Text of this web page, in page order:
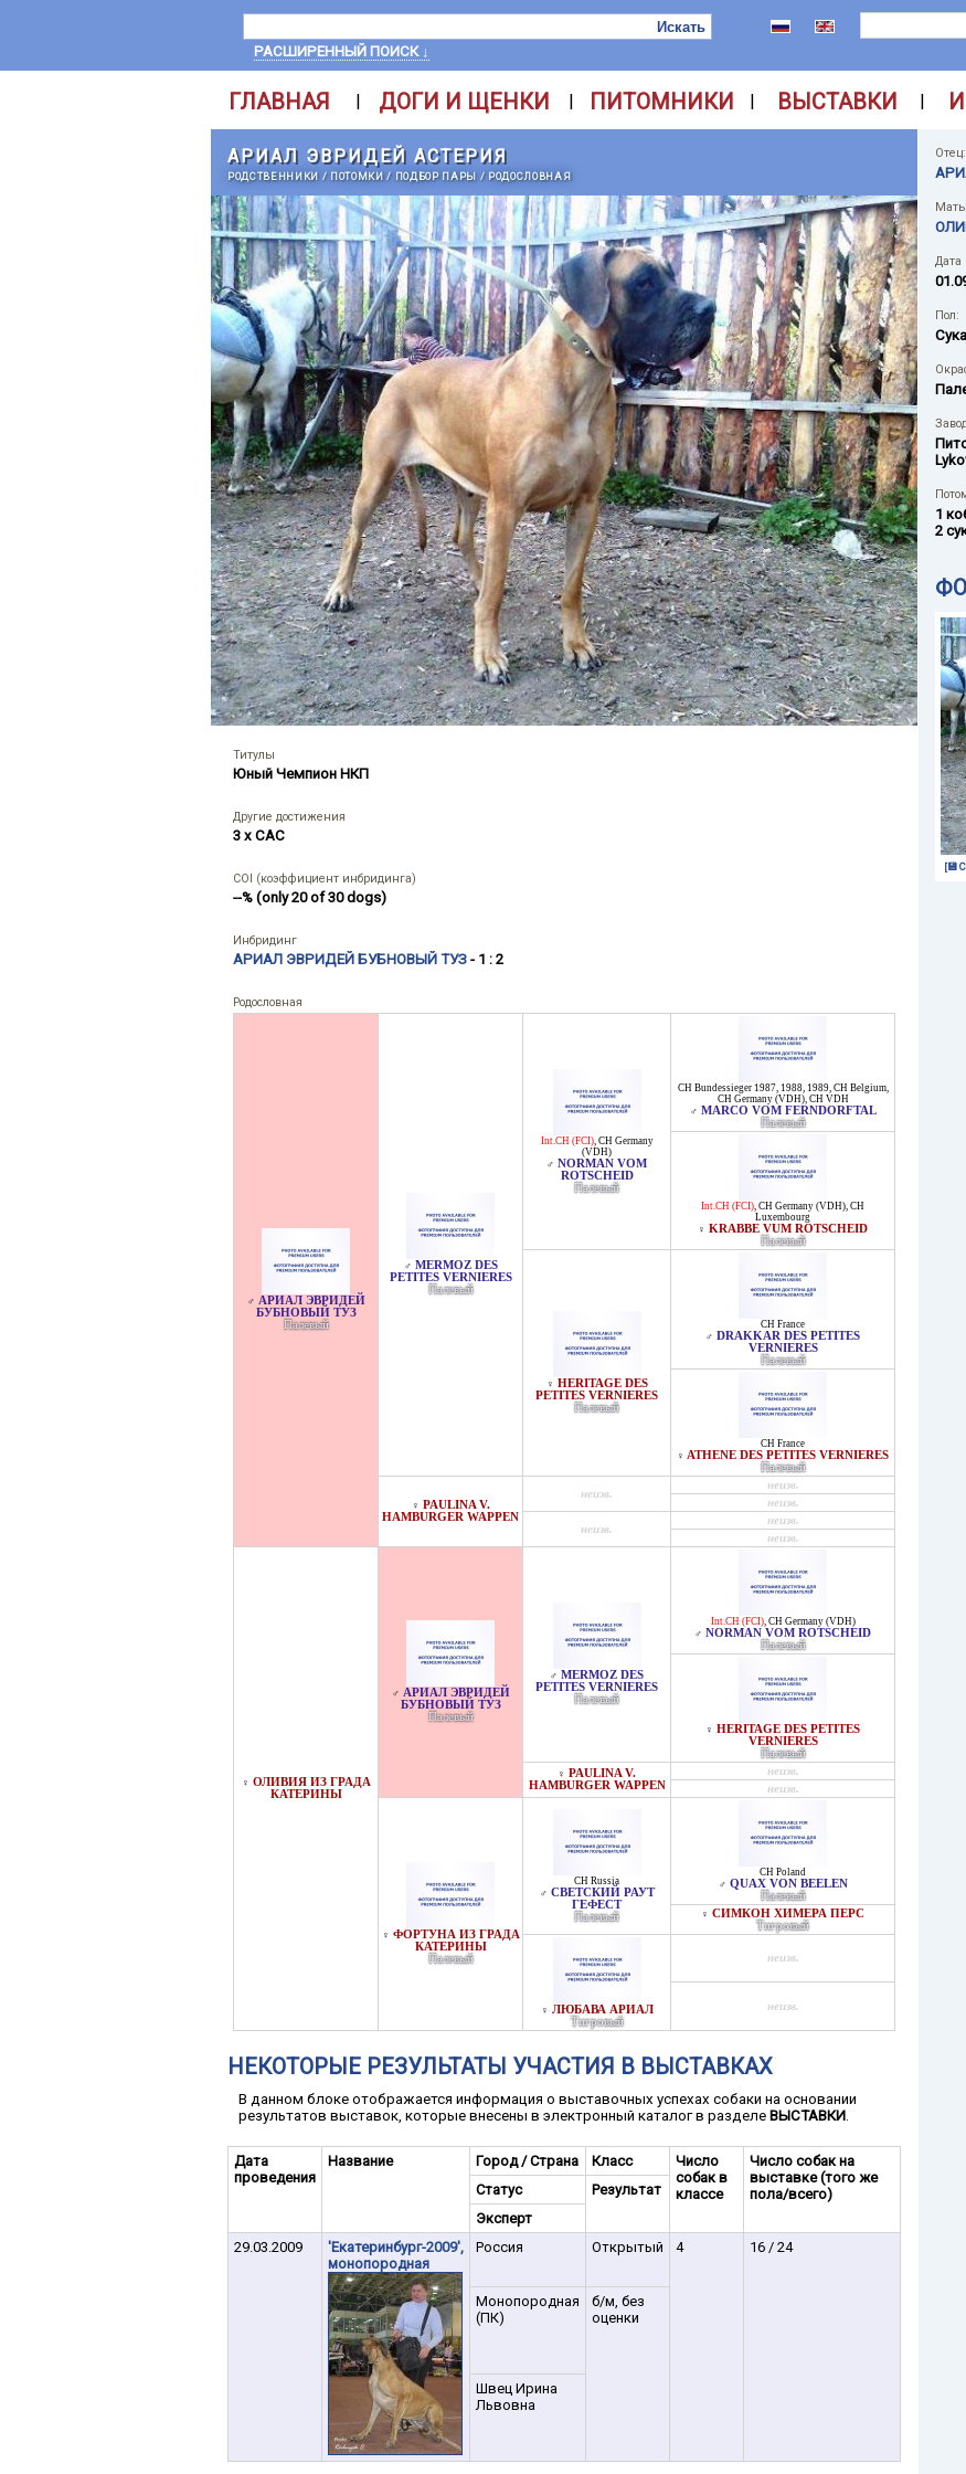
РАСШИРЕННЫЙ ПОИСК ↓
ГЛАВНАЯ | ДОГИ И ЩЕНКИ | ПИТОМНИКИ | ВЫСТАВКИ |
АРИАЛ ЭВРИДЕЙ АСТЕРИЯ
РОДСТВЕННИКИ / ПОТОМКИ/ ПОДБОР ПАРЫ / РОДОСЛОВНАЯ
Титулы
Юный Чемпион НКП
Другие достижения
3 x CAC
COI (коэффициент инбридинга)
--% (only 20 of 30 dogs)
Инбридинг
АРИАЛ ЭВРИДЕЙ БУБНОВЫЙ ТУЗ - 1 : 2
Родословная
♂ АРИАЛ ЭВРИДЕЙ
БУБНОВЫЙ ТУЗ
Палевый
♂ MERMOZ DES
PETITES VERNIERES
Палевый
Int.CH (FCI), CH Germany
(VDH)
♂ NORMAN VOM
ROTSCHEID
Палевый
CH Bundessieger 1987, 1988, 1989, CH Belgium,
CH Germany (VDH), CH VDH
♂ MARCO VOM FERNDORFTAL
Палевый
Int.CH (FCI), CH Germany (VDH), CH
Luxembourg
♀ KRABBE VUM ROTSCHEID
Палевый
♀ HERITAGE DES
PETITES VERNIERES
Палевый
CH France
♂ DRAKKAR DES PETITES
VERNIERES
Палевый
CH France
♀ ATHENE DES PETITES VERNIERES
Палевый
♀ PAULINA V.
HAMBURGER WAPPEN
неизв.
неизв.
неизв.
неизв.
неизв.
неизв.
♀ ОЛИВИЯ ИЗ ГРАДА
КАТЕРИНЫ
♂ АРИАЛ ЭВРИДЕЙ
БУБНОВЫЙ ТУЗ
Палевый
♂ MERMOZ DES
PETITES VERNIERES
Палевый
Int.CH (FCI), CH Germany (VDH)
♂ NORMAN VOM ROTSCHEID
Палевый
♀ HERITAGE DES PETITES
VERNIERES
Палевый
♀ PAULINA V.
HAMBURGER WAPPEN
неизв.
неизв.
♀ ФОРТУНА ИЗ ГРАДА
КАТЕРИНЫ
Палевый
CH Russia
♂ СВЕТСКИЙ РАУТ
ГЕФЕСТ
Палевый
CH Poland
♂ QUAX VON BEELEN
Палевый
♀ СИМКОН ХИМЕРА ПЕРС
Тигровый
♀ ЛЮБАВА АРИАЛ
Тигровый
неизв.
неизв.
НЕКОТОРЫЕ РЕЗУЛЬТАТЫ УЧАСТИЯ В ВЫСТАВКАХ
В данном блоке отображается информация о выставочных успехах собаки на основании
результатов выставок, которые внесены в электронный каталог в разделе ВЫСТАВКИ.
Дата
проведения
Название Город / Страна Класс
Число
собак в
классе
Число собак на
выставке (того же
пола/всего)
Статус
Результат
Эксперт
29.03.2009
'Екатеринбург-2009',
монопородная
Россия Открытый 4 16 / 24
Монопородная
(ПК)
б/м, без
оценки
Швец Ирина
Львовна
Отец:
Мать:
Дата
Пол:
Сука
1
2
[💾